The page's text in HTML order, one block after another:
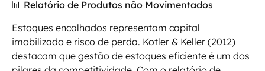
📊 Relatório de Produtos não Movimentados
Estoques encalhados representam capital
imobilizado e risco de perda. Kotler & Keller (2012)
destacam que gestão de estoques eficiente é um dos